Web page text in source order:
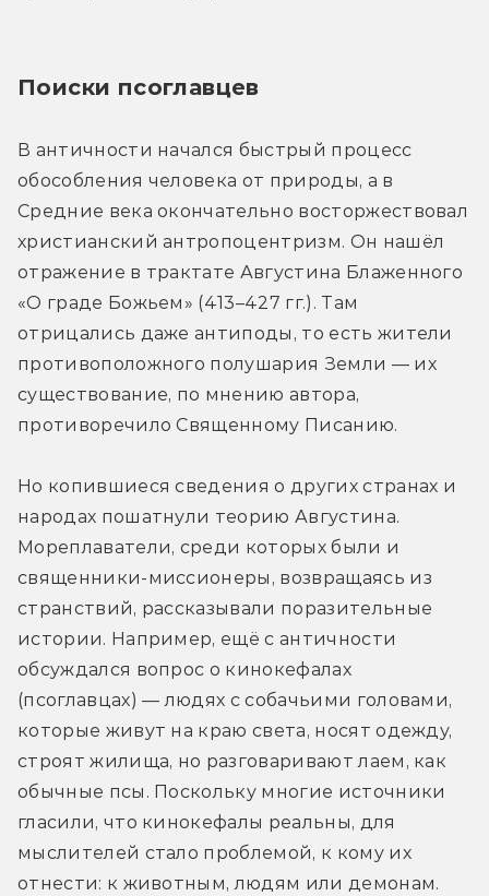
Поиски псоглавцев
В античности начался быстрый процесс
обособления человека от природы, а в
Средние века окончательно восторжествовал
христианский антропоцентризм. Он нашёл
отражение в трактате Августина Блаженного
«О граде Божьем» (413–427 гг.). Там
отрицались даже антиподы, то есть жители
противоположного полушария Земли — их
существование, по мнению автора,
противоречило Священному Писанию.
Но копившиеся сведения о других странах и
народах пошатнули теорию Августина.
Мореплаватели, среди которых были и
священники-миссионеры, возвращаясь из
странствий, рассказывали поразительные
истории. Например, ещё с античности
обсуждался вопрос о кинокефалах
(псоглавцах) — людях с собачьими головами,
которые живут на краю света, носят одежду,
строят жилища, но разговаривают лаем, как
обычные псы. Поскольку многие источники
гласили, что кинокефалы реальны, для
мыслителей стало проблемой, к кому их
отнести: к животным, людям или демонам.